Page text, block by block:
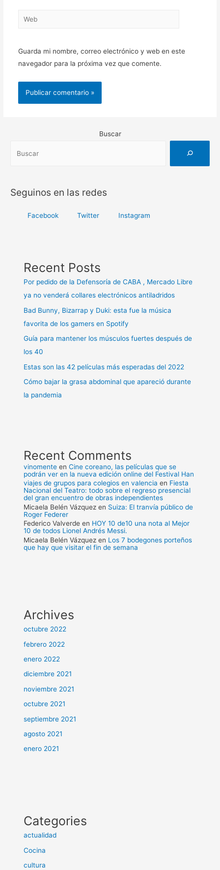
Web
Guarda mi nombre, correo electrónico y web en este
navegador para la próxima vez que comente.
Buscar
Seguinos en las redes
Facebook Twitter Instagram
Recent Posts
Por pedido de la Defensoría de CABA , Mercado Libre
ya no venderá collares electrónicos antiladridos
Bad Bunny, Bizarrap y Duki: esta fue la música
favorita de los gamers en Spotify
Guía para mantener los músculos fuertes después de
los 40
Estas son las 42 películas más esperadas del 2022
Cómo bajar la grasa abdominal que apareció durante
la pandemia
Recent Comments
vinomente enCine coreano, las películas que se
podrán ver en la nueva edición online del Festival Han
viajes de grupos para colegios en valencia en Fiesta
Nacional del Teatro: todo sobre el regreso presencial
del gran encuentro de obras independientes
Micaela Belén Vázquez en Suiza: El tranvía público de
Roger Federer
Federico Valverde en HOY 10 de10 una nota al Mejor
10 de todos Lionel Andrés Messi.
Micaela Belén Vázquez en Los 7 bodegones porteños
que hay que visitar el fin de semana
Archives
octubre 2022
febrero 2022
enero 2022
diciembre 2021
noviembre 2021
octubre 2021
septiembre 2021
agosto 2021
enero 2021
Categories
actualidad
Cocina
cultura